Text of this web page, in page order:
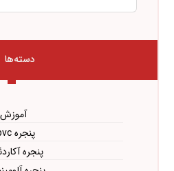
دسته‌ها
آموزش
پنجره upvc
پنجره